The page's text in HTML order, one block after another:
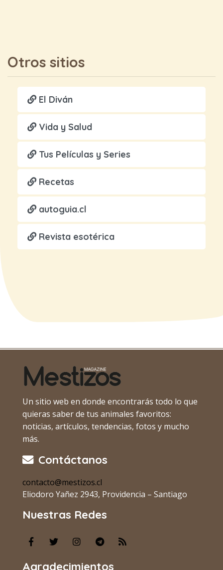
Otros sitios
El Diván
Vida y Salud
Tus Películas y Series
Recetas
autoguia.cl
Revista esotérica
Un sitio web en donde encontrarás todo lo que
quieras saber de tus animales favoritos:
noticias, artículos, tendencias, fotos y mucho
más.
Contáctanos
contacto@mestizos.cl
Eliodoro Yañez 2943, Providencia – Santiago
Nuestras Redes
Agradecimientos